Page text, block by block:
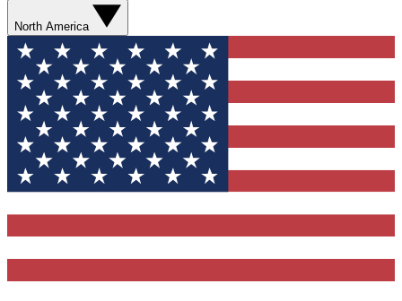
North America